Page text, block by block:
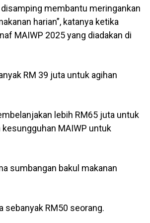
membantu meringankan
harian”, katanya ketika
MAIWP 2025 yang diadakan di
RM 39 juta untuk agihan
lebih RM65 juta untuk
MAIWP untuk
sumbangan bakul makanan
sebanyak RM50 seorang.